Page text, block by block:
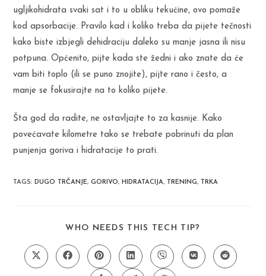
ugljikohidrata svaki sat i to u obliku tekućine, ovo pomaže
kod apsorbacije. Pravilo kad i koliko treba da pijete tečnosti
kako biste izbjegli dehidraciju daleko su manje jasna ili nisu
potpuna. Općenito, pijte kada ste žedni i ako znate da će
vam biti toplo (ili se puno znojite), pijte rano i često, a
manje se fokusirajte na to koliko pijete.
Šta god da radite, ne ostavljajte to za kasnije. Kako
povećavate kilometre tako se trebate pobrinuti da plan
punjenja goriva i hidratacije to prati.
TAGS:DUGO TRČANJE, GORIVO, HIDRATACIJA, TRENING, TRKA
WHO NEEDS THIS TECH TIP?
CONTENT
Opens
in
Opens
in
Opens
in
Opens
in
Opens
in
Opens
in
Opens
in